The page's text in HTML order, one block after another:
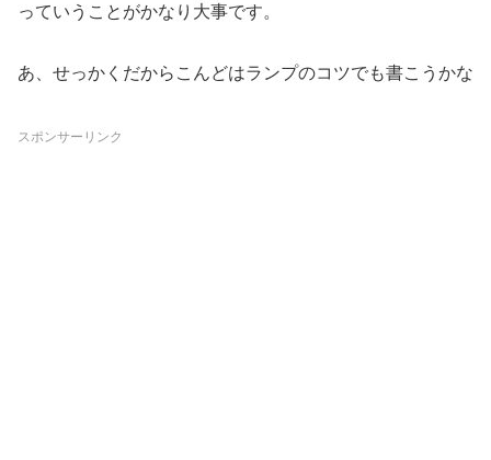
っていうことがかなり大事です。
あ、せっかくだからこんどはランプのコツでも書こうかな
スポンサーリンク